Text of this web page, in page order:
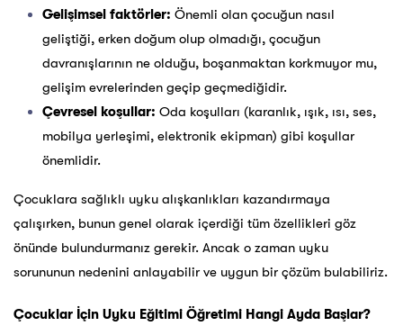
Gelişimsel faktörler: Önemli olan çocuğun nasıl
geliştiği, erken doğum olup olmadığı, çocuğun
davranışlarının ne olduğu, boşanmaktan korkmuyor mu,
gelişim evrelerinden geçip geçmediğidir.
Çevresel koşullar: Oda koşulları (karanlık, ışık, ısı, ses,
mobilya yerleşimi, elektronik ekipman) gibi koşullar
önemlidir.
Çocuklara sağlıklı uyku alışkanlıkları kazandırmaya
çalışırken, bunun genel olarak içerdiği tüm özellikleri göz
önünde bulundurmanız gerekir. Ancak o zaman uyku
sorununun nedenini anlayabilir ve uygun bir çözüm bulabiliriz.
Çocuklar İçin Uyku Eğitimi Öğretimi Hangi Ayda Başlar?